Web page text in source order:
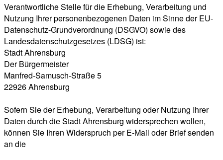
Verantwortliche Stelle für die Erhebung, Verarbeitung und
Nutzung Ihrer personenbezogenen Daten im Sinne der EU-
Datenschutz-Grundverordnung (DSGVO) sowie des
Landesdatenschutzgesetzes (LDSG) ist:
Stadt Ahrensburg
Der Bürgermeister
Manfred-Samusch-Straße 5
22926 Ahrensburg
Sofern Sie der Erhebung, Verarbeitung oder Nutzung Ihrer
Daten durch die Stadt Ahrensburg widersprechen wollen,
können Sie Ihren Widerspruch per E-Mail oder Brief senden
an die